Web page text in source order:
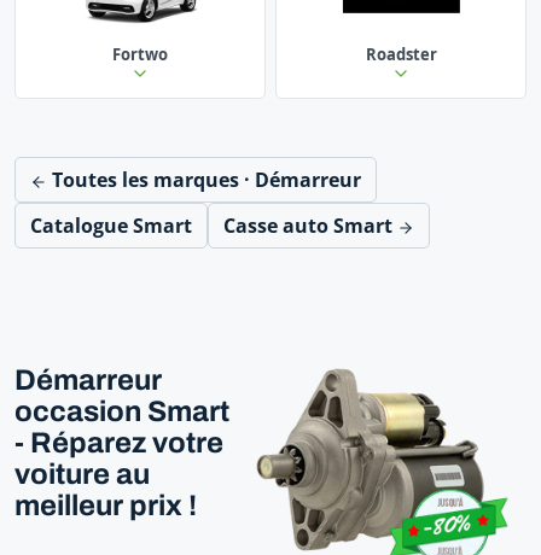
Fortwo Roadster
Toutes les marques · Démarreur
Catalogue Smart
Casse auto Smart
Démarreur
occasion Smart
- Réparez votre
voiture au
meilleur prix !